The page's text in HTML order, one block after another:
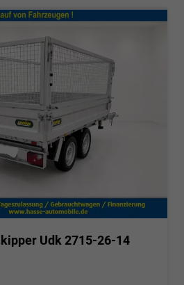
Udk 2715-26-14